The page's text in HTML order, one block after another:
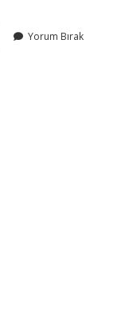
Yorum Bırak